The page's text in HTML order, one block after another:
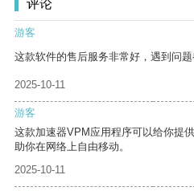
评论
游客
这款软件的售后服务非常好，遇到问题
2025-10-11
游客
这款加速器VPM应用程序可以给你提
助你在网络上自由移动。
2025-10-11